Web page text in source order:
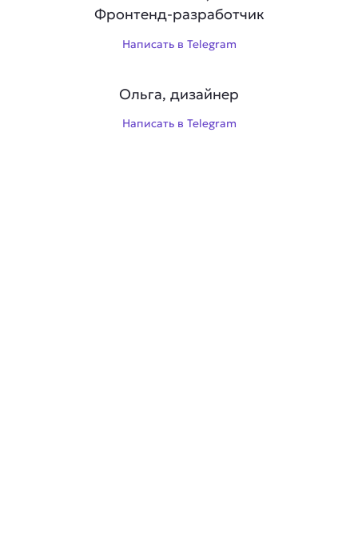
Фронтенд-разработчик
Написать в Telegram
Ольга, дизайнер
Написать в Telegram